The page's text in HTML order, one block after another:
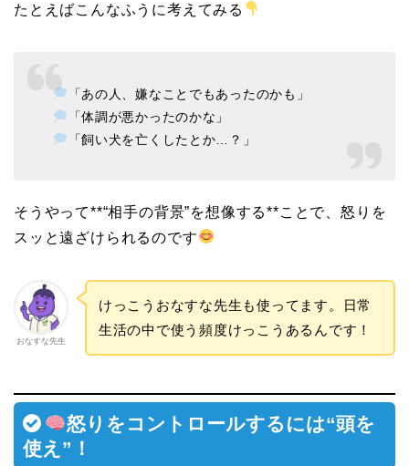
たとえばこんなふうに考えてみる
「あの人、嫌なことでもあったのかも」
「体調が悪かったのかな」
「飼い犬を亡くしたとか…？」
そうやって**“相手の背景”を想像する**ことで、怒りを
スッと遠ざけられるのです
おなすな先生
けっこうおなすな先生も使ってます。日常
生活の中で使う頻度けっこうあるんです！
怒りをコントロールするには“頭を
使え”！